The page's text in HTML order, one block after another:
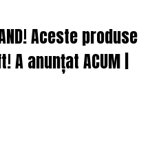
Aceste produse
A anunțat ACUM |